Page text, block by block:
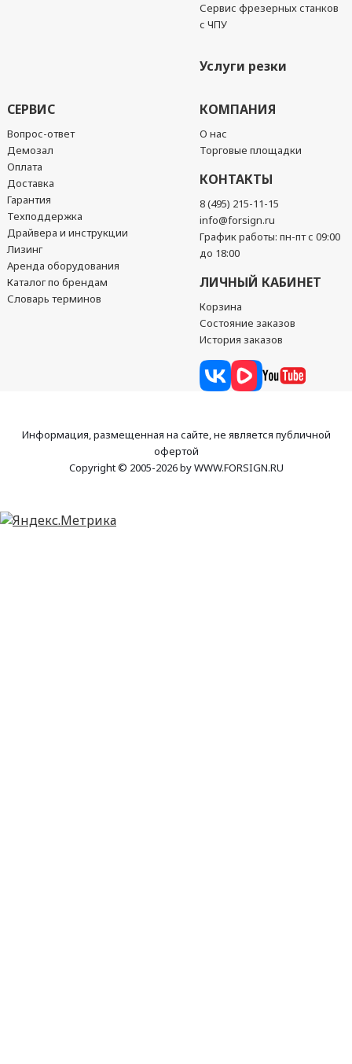
Сервис фрезерных станков
с ЧПУ
Услуги резки
СЕРВИС
Вопрос-ответ
Демозал
Оплата
Доставка
Гарантия
Техподдержка
Драйвера и инструкции
Лизинг
Аренда оборудования
Каталог по брендам
Словарь терминов
КОМПАНИЯ
О нас
Торговые площадки
КОНТАКТЫ
8 (495) 215-11-15
info@forsign.ru
График работы: пн-пт с 09:00
до 18:00
ЛИЧНЫЙ КАБИНЕТ
Корзина
Состояние заказов
История заказов
Информация, размещенная на сайте, не является публичной
офертой
Copyright © 2005-2026 by WWW.FORSIGN.RU